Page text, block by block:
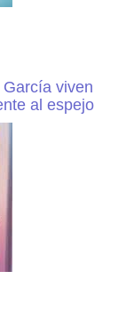
García viven
al espejo